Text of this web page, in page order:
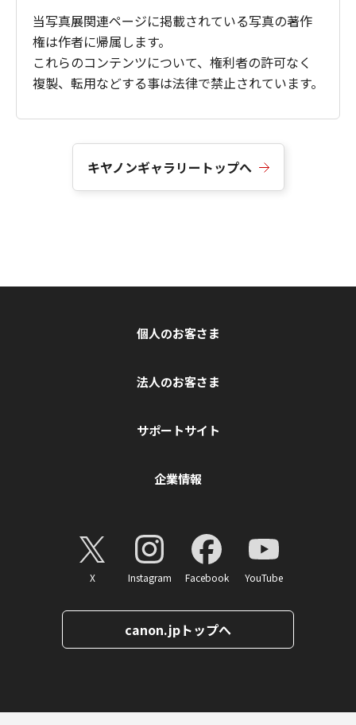
当写真展関連ページに掲載されている写真の著作
権は作者に帰属します。
これらのコンテンツについて、権利者の許可なく
複製、転用などする事は法律で禁止されています。
キヤノンギャラリートップへ
個人のお客さま
法人のお客さま
サポートサイト
企業情報
X Instagram Facebook YouTube
canon.jpトップへ